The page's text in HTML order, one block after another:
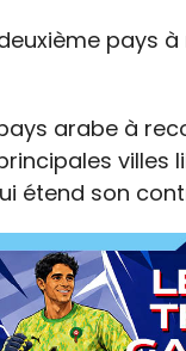
pays
arabe à
villes
étend son